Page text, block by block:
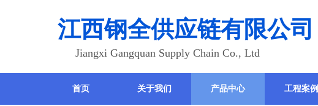
江西钢全供应链有限公司
Jiangxi Gangquan Supply Chain Co., Ltd
首页 关于我们 产品中心 工程案例